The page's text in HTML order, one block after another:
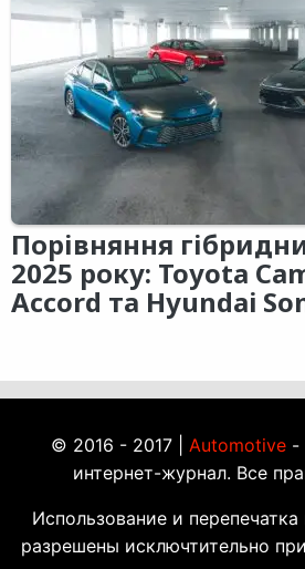
Порівняння
2025 року: Toyota
Accord та Hyundai
© 2016 - 2017 | Automotive-
интернет-журнал. Все
Использование и
разрешены исключтительно